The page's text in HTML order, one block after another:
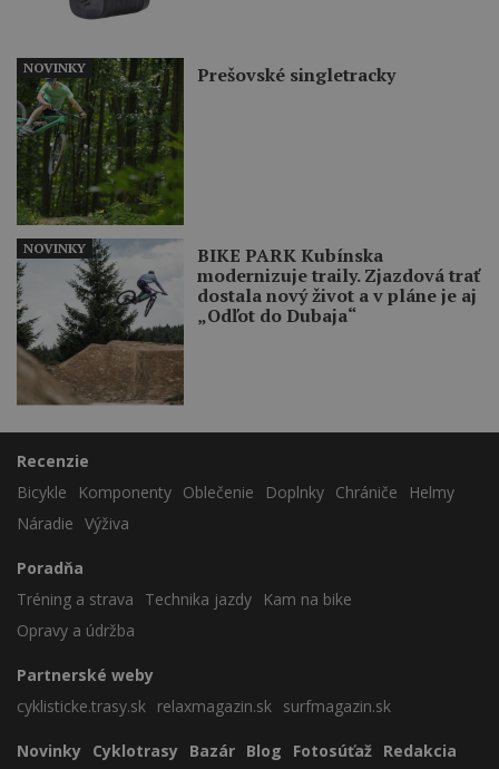
Prešovské singletracky
NOVINKY
BIKE PARK Kubínska
modernizuje traily. Zjazdová trať
dostala nový život a v pláne je aj
„Odľot do Dubaja“
NOVINKY
Recenzie
Bicykle
Komponenty Oblečenie Doplnky Chrániče
Helmy
Náradie Výživa
Poradňa
Tréning a strava
Technika jazdy
Kam na bike
Opravy a údržba
Partnerské weby
cyklisticke.trasy.sk relaxmagazin.sk surfmagazin.sk
Novinky Cyklotrasy Bazár Blog Fotosúťaž Redakcia